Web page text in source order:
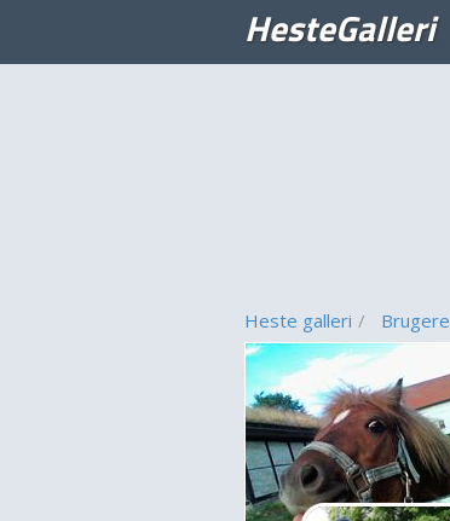
HesteGalleri
Heste galleri Brugere